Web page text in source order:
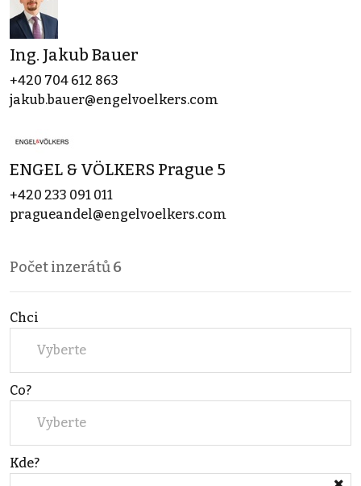
Ing. Jakub Bauer
+420 704 612 863
jakub.bauer@engelvoelkers.com
ENGEL & VÖLKERS Prague 5
+420 233 091 011
pragueandel@engelvoelkers.com
Počet inzerátů6
Chci
Vyberte
Co?
Vyberte
Kde?